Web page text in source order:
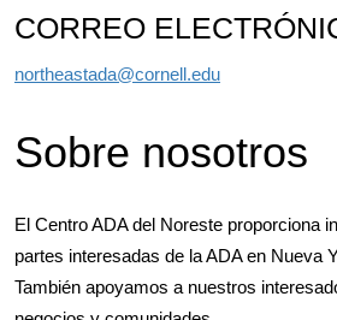
CORREO
northeastada@cornell.edu
Sobre nosotros
El Centro ADA del Noreste proporciona
partes interesadas de la ADA en
También apoyamos a nuestros